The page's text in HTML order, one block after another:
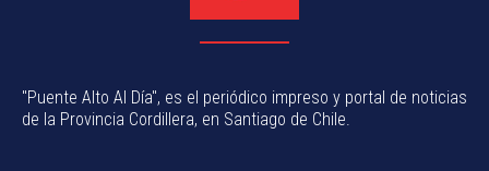
"Puente Alto Al Día", es el periódico impreso y portal de noticias
de la Provincia Cordillera, en Santiago de Chile.